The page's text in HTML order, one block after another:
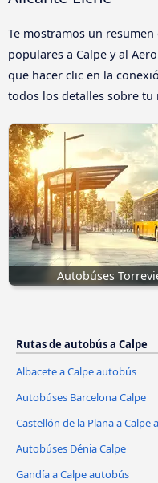
Te mostramos un
populares a Calpe y al
que hacer clic en la
todos los detalles sobre tu
Autobúses
Rutas de autobús a Calpe
Albacete a Calpe autobús
Autobúses Barcelona Calpe
Castellón de la Plana a Calpe
Autobúses Dénia Calpe
Gandía a Calpe autobús